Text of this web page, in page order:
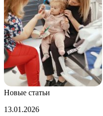
Новые статьи
Биолог
13.01.2026